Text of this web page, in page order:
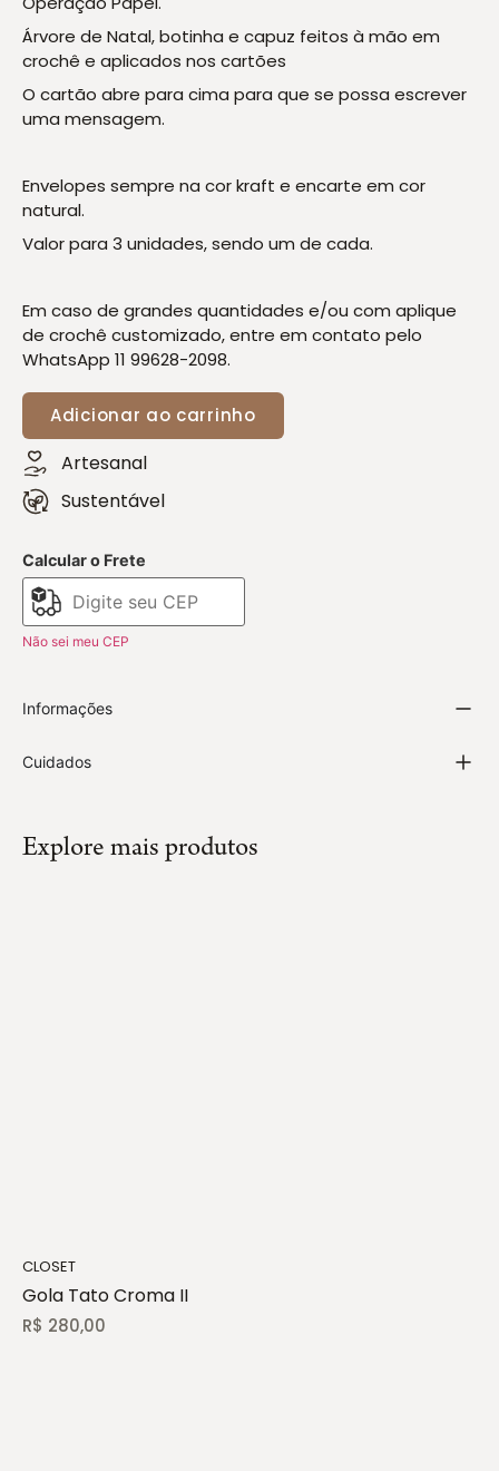
Árvore de Natal, botinha e capuz feitos à mão em
crochê e aplicados nos cartões
O cartão abre para cima para que se possa escrever
uma mensagem.
Envelopes sempre na cor kraft e encarte em cor
natural.
Valor para 3 unidades, sendo um de cada.
Em caso de grandes quantidades e/ou com aplique
de crochê customizado, entre em contato pelo
WhatsApp 11 99628-2098.
Adicionar ao carrinho
Artesanal
Sustentável
Calcular o Frete
Não sei meu CEP
Informações
Cuidados
Explore mais produtos
CLOSET
Gola Tato Croma II
R$ 280,00